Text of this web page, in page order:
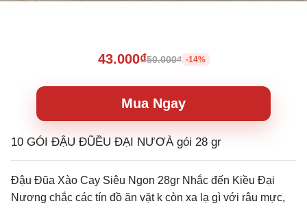
43.000₫50.000₫ -14%
Mua Ngay
10 GÓI ĐẬU ĐŨỀU ĐẠI NƯƠÀ gói 28 gr
Đậu Đũa Xào Cay Siêu Ngon 28gr Nhắc đến Kiều Đại
Nương chắc các tín đồ ăn vặt k còn xa lạ gì với râu mực,